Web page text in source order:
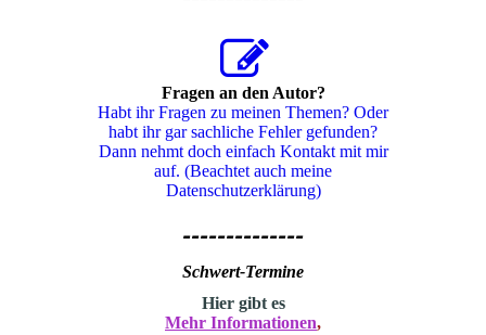
Fragen an den Autor?
Habt ihr Fragen zu meinen Themen? Oder
habt ihr gar sachliche Fehler gefunden?
Dann nehmt doch einfach Kontakt mit mir
auf. (Beachtet auch meine
Datenschutzerklärung)
--------------
Schwert-Termine
Hier gibt es
Mehr Informationen,